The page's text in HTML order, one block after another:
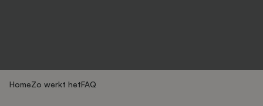
HomeZo werkt hetFAQ